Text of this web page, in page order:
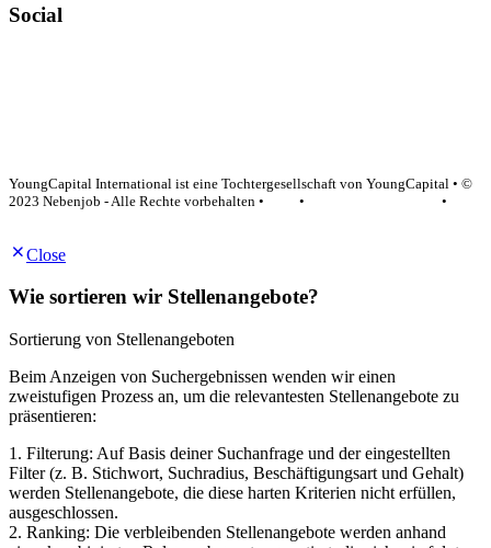
Social
YoungCapital International ist eine Tochtergesellschaft von YoungCapital • ©
2023 Nebenjob - Alle Rechte vorbehalten •
•
•
Close
Wie sortieren wir Stellenangebote?
Sortierung von Stellenangeboten
Beim Anzeigen von Suchergebnissen wenden wir einen
zweistufigen Prozess an, um die relevantesten Stellenangebote zu
präsentieren:
1. Filterung: Auf Basis deiner Suchanfrage und der eingestellten
Filter (z. B. Stichwort, Suchradius, Beschäftigungsart und Gehalt)
werden Stellenangebote, die diese harten Kriterien nicht erfüllen,
ausgeschlossen.
2. Ranking: Die verbleibenden Stellenangebote werden anhand